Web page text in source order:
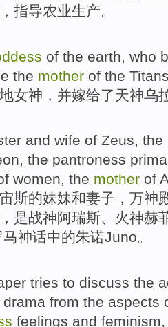
， 指导农业生产。
of the earth , who
the mother of the
女神 ， 并嫁给了天神乌
and wife of Zeus,
, the pantroness
women, the mother of
宙斯的妹妹和妻子 ，万神
，是战神阿瑞斯、 火神赫
神话中的朱诺Juno。
tries to discuss the
drama from the aspects
feelings and feminism